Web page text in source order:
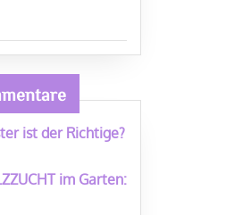
ist der Richtige?
im Garten: